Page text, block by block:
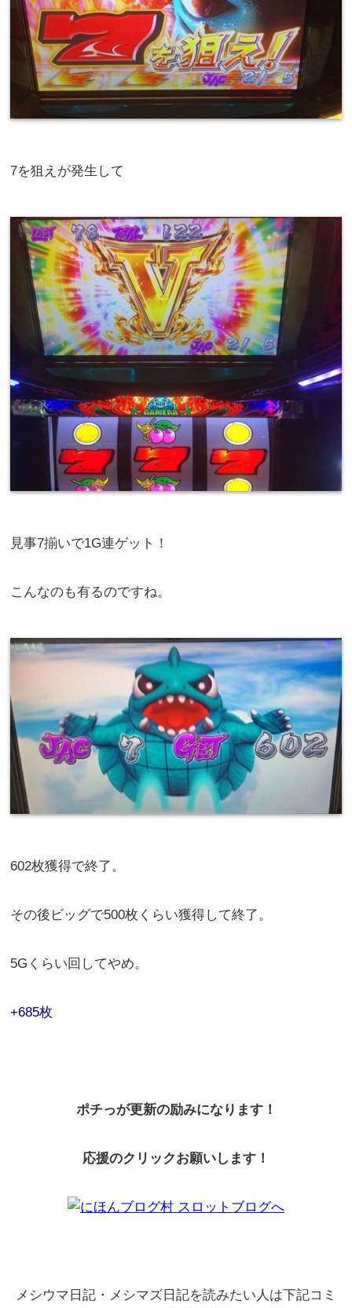
7を狙えが発生して
見事7揃いで1G連ゲット！
こんなのも有るのですね。
602枚獲得で終了。
その後ビッグで500枚くらい獲得して終了。
5Gくらい回してやめ。
+685枚
ポチっが更新の励みになります！
応援のクリックお願いします！
メシウマ日記・メシマズ日記を読みたい人は下記コミ